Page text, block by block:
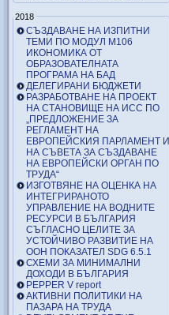
2018
СЪЗДАВАНЕ НА ИЗПИТНИ
ТЕМИ ПО МОДУЛ М106
ИКОНОМИКА ОТ
ОБРАЗОВАТЕЛНАТА
ПРОГРАМА НА БАД
ДЕЛЕГИРАНИ БЮДЖЕТИ
РАЗРАБОТВАНЕ НА ПРОЕКТ
НА СТАНОВИЩЕ НА ИСС ПО
„ПРЕДЛОЖЕНИЕ ЗА
РЕГЛАМЕНТ НА
ЕВРОПЕЙСКИЯ ПАРЛАМЕНТ И
НА СЪВЕТА ЗА СЪЗДАВАНЕ
НА ЕВРОПЕЙСКИ ОРГАН ПО
ТРУДА“
ИЗГОТВЯНЕ НА ОЦЕНКА НА
ИНТЕГРИРАНОТО
УПРАВЛЕНИЕ НА ВОДНИТЕ
РЕСУРСИ В БЪЛГАРИЯ
СЪГЛАСНО ЦЕЛИТЕ ЗА
УСТОЙЧИВО РАЗВИТИЕ НА
ООН ПОКАЗАТЕЛ SDG 6.5.1
СХЕМИ ЗА МИНИМАЛНИ
ДОХОДИ В БЪЛГАРИЯ
PEPPER V report
АКТИВНИ ПОЛИТИКИ НА
ПАЗАРА НА ТРУДА